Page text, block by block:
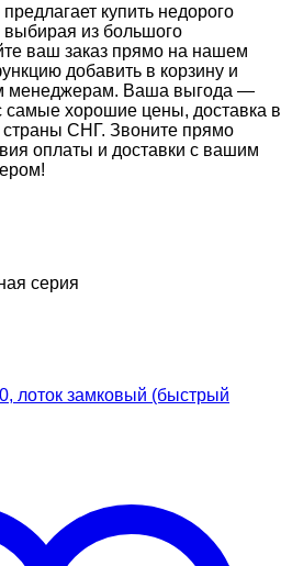
купить недорого
из большого
ваш заказ прямо на нашем
добавить в корзину и
менеджерам. Ваша выгода —
самые хорошие цены, доставка в
СНГ. Звоните прямо
оплаты и доставки с вашим
серия